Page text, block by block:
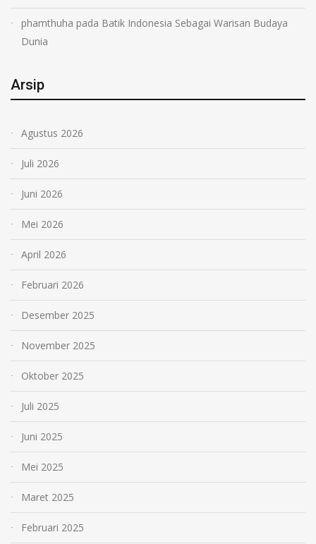
phamthuha pada Batik Indonesia Sebagai Warisan Budaya
Dunia
Arsip
Agustus 2026
Juli 2026
Juni 2026
Mei 2026
April 2026
Februari 2026
Desember 2025
November 2025
Oktober 2025
Juli 2025
Juni 2025
Mei 2025
Maret 2025
Februari 2025